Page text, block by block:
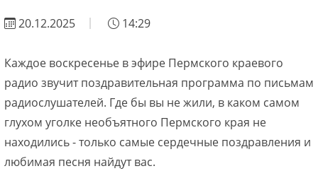
20.12.2025 14:29
Каждое воскресенье в эфире Пермского краевого
радио звучит поздравительная программа по письмам
радиослушателей. Где бы вы не жили, в каком самом
глухом уголке необъятного Пермского края не
находились - только самые сердечные поздравления и
любимая песня найдут вас.